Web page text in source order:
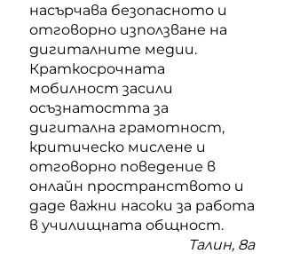
насърчава безопасното и
отговорно използване на
дигиталните медии.
Краткосрочната
мобилност засили
осъзнатостта за
дигитална грамотност,
критическо мислене и
отговорно поведение в
онлайн пространството и
даде важни насоки за работа
в училищната общност.
Талин, 8а